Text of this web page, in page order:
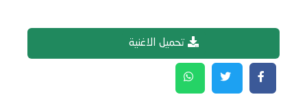
تحميل الاغنية